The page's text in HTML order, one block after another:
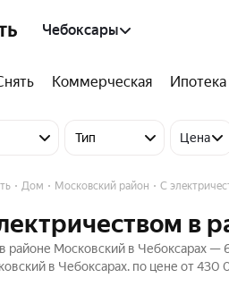
Чебоксары
Коммерческая Ипотека
Тип Цена
Дом Московский район С
в
районе Московский в Чебоксарах
в Чебоксарах. по цене от 430